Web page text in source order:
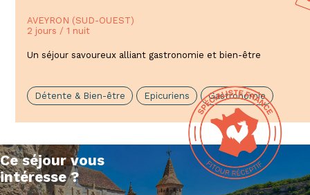
AVEYRON (SUD-OUEST)
2 jours / 1 nuit
Un séjour savoureux alliant gastronomie et bien-être
Détente & Bien-être Epicuriens Gastronomie
Ce séjour vous
intéresse ?